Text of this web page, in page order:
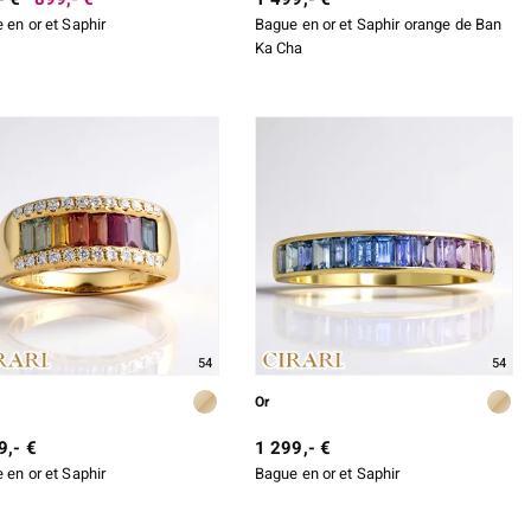
en or et Saphir
Bague en or et Saphir orange de Ban
Ka Cha
54
€
en or et Saphir
54
Or
1 299,- €
Bague en or et Saphir